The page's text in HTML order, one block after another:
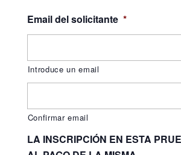
Email del solicitante *
Introduce un email
Confirmar email
LA INSCRIPCIÓN EN ESTA